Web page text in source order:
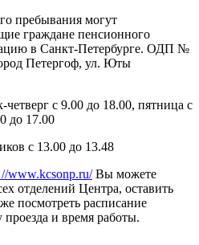
пребывания могут
граждане пенсионного
в Санкт-Петербурге. ОДП №
Петергоф, ул. Юты
с 9.00 до 18.00, пятница с
до 17.00
с 13.00 до 13.48
www.kcsonp.ru/Вы можете
отделений Центра, оставить
посмотреть расписание
и время работы.